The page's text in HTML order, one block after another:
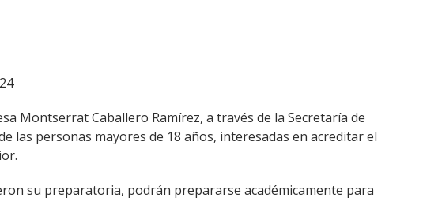
Montserrat Caballero Ramírez, a través de la Secretaría de
las personas mayores de 18 años, interesadas en acreditar el
su preparatoria, podrán prepararse académicamente para